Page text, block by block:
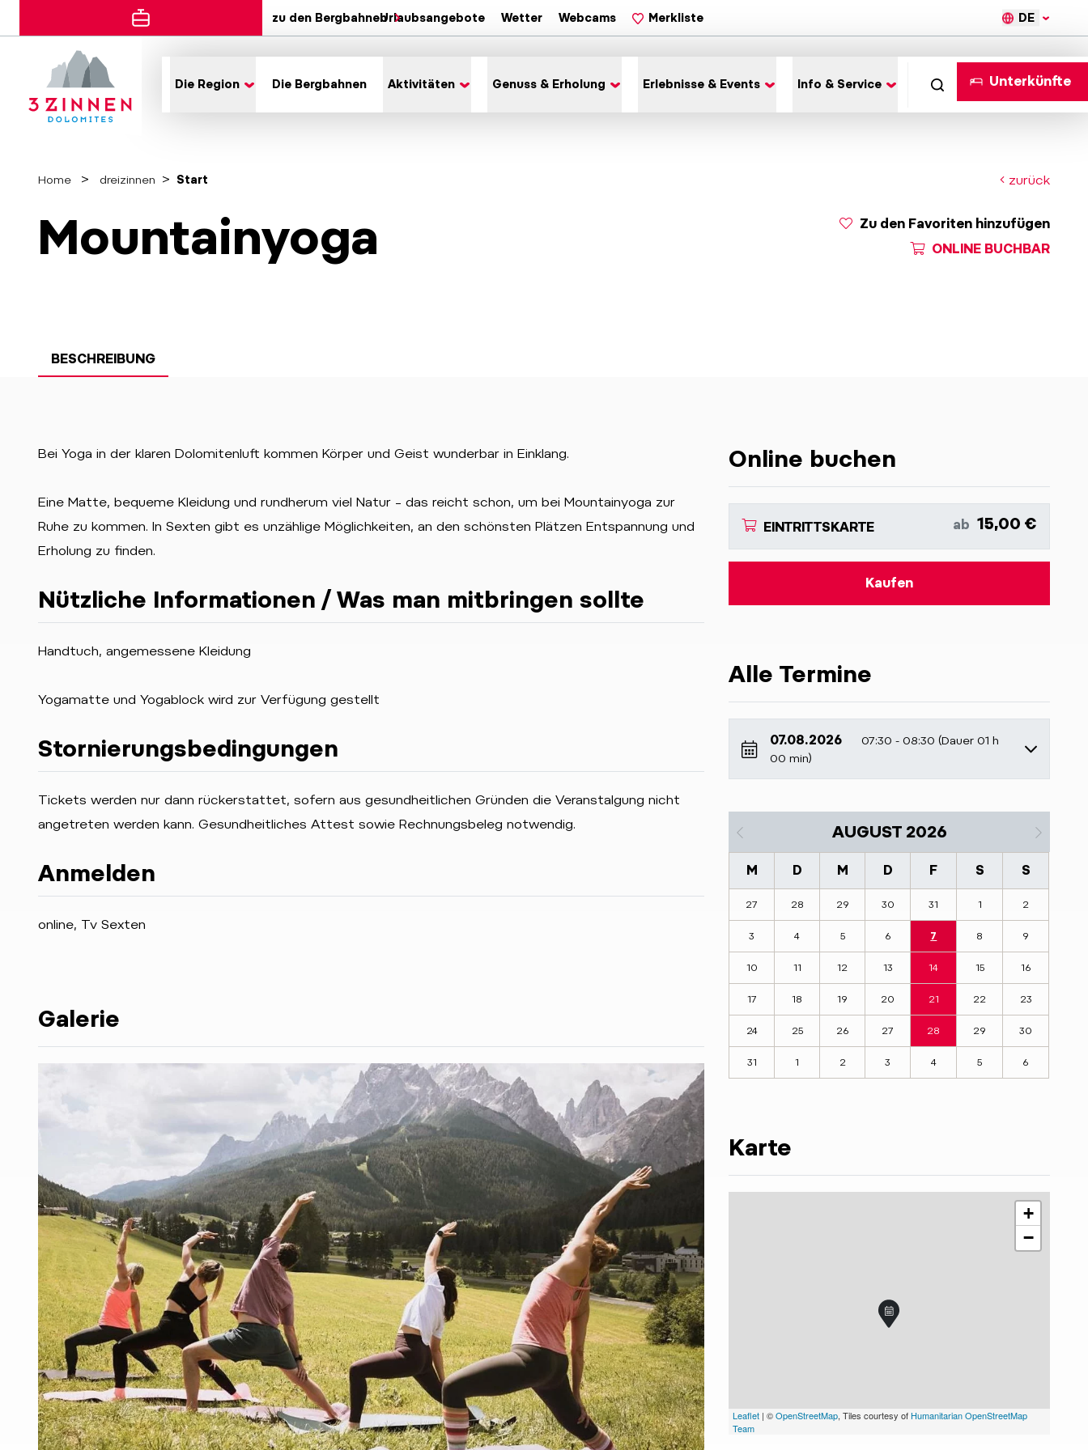
zu den BergbahnenUrlaubsangebote Wetter Webcams Merkliste DE
Die Region Die Bergbahnen Aktivitäten Genuss & Erholung Erlebnisse & Events Info & Service Unterkünfte
Home dreizinnen Start zurück
Mountainyoga
Zu den Favoriten hinzufügen
ONLINE BUCHBAR
BESCHREIBUNG
Bei Yoga in der klaren Dolomitenluft kommen Körper und Geist wunderbar in Einklang.
Eine Matte, bequeme Kleidung und rundherum viel Natur – das reicht schon, um bei Mountainyoga zur
Ruhe zu kommen. In Sexten gibt es unzählige Möglichkeiten, an den schönsten Plätzen Entspannung und
Erholung zu finden.
Nützliche Informationen / Was man mitbringen sollte
Handtuch, angemessene Kleidung
Yogamatte und Yogablock wird zur Verfügung gestellt
Stornierungsbedingungen
Tickets werden nur dann rückerstattet, sofern aus gesundheitlichen Gründen die Veranstalgung nicht
angetreten werden kann. Gesundheitliches Attest sowie Rechnungsbeleg notwendig.
Anmelden
online, Tv Sexten
Galerie
Online buchen
EINTRITTSKARTE ab 15,00 €
Kaufen
Alle Termine
07.08.2026
07:30 - 08:30 (Dauer 01 h
00 min)
AUGUST 2026
M D M D F S S
27 28 29 30 31 1 2
3 4 5 6 7 8 9
10 11 12 13 14 15 16
17 18 19 20 21 22 23
24 25 26 27 28 29 30
31 1 2 3 4 5 6
Karte
+
−
Leaflet | ©OpenStreetMap, Tiles courtesy of Humanitarian OpenStreetMap
Team